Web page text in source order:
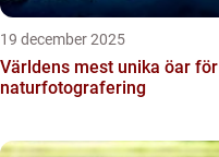
19 december 2025
Världens mest unika öar för
naturfotografering